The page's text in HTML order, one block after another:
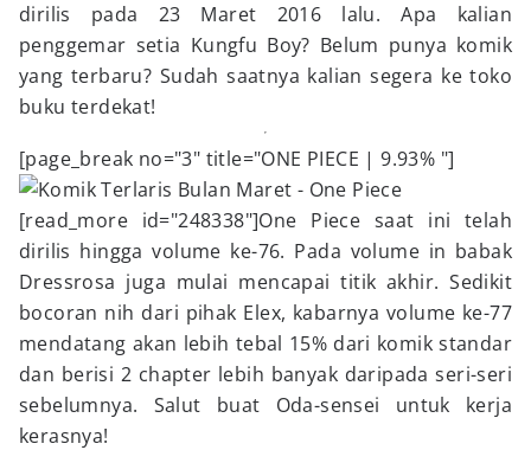
dirilis pada 23 Maret 2016 lalu. Apa kalian
penggemar setia Kungfu Boy? Belum punya komik
yang terbaru? Sudah saatnya kalian segera ke toko
buku terdekat!
[page_break no="3" title="ONE PIECE | 9.93% "]
[read_more id="248338"]One Piece saat ini telah
dirilis hingga volume ke-76. Pada volume in babak
Dressrosa juga mulai mencapai titik akhir. Sedikit
bocoran nih dari pihak Elex, kabarnya volume ke-77
mendatang akan lebih tebal 15% dari komik standar
dan berisi 2 chapter lebih banyak daripada seri-seri
sebelumnya. Salut buat Oda-sensei untuk kerja
kerasnya!